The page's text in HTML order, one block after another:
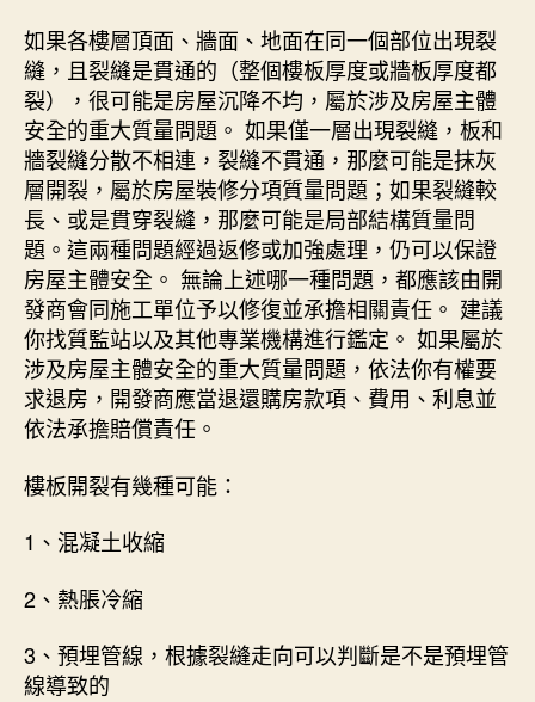
如果各樓層頂面、牆面、地面在同一個部位出現裂
縫，且裂縫是貫通的（整個樓板厚度或牆板厚度都
裂），很可能是房屋沉降不均，屬於涉及房屋主體
安全的重大質量問題。 如果僅一層出現裂縫，板和
牆裂縫分散不相連，裂縫不貫通，那麼可能是抹灰
層開裂，屬於房屋裝修分項質量問題；如果裂縫較
長、或是貫穿裂縫，那麼可能是局部結構質量問
題。這兩種問題經過返修或加強處理，仍可以保證
房屋主體安全。 無論上述哪一種問題，都應該由開
發商會同施工單位予以修復並承擔相關責任。 建議
你找質監站以及其他專業機構進行鑑定。 如果屬於
涉及房屋主體安全的重大質量問題，依法你有權要
求退房，開發商應當退還購房款項、費用、利息並
依法承擔賠償責任。
樓板開裂有幾種可能：
1、混凝土收縮
2、熱脹冷縮
3、預埋管線，根據裂縫走向可以判斷是不是預埋管
線導致的